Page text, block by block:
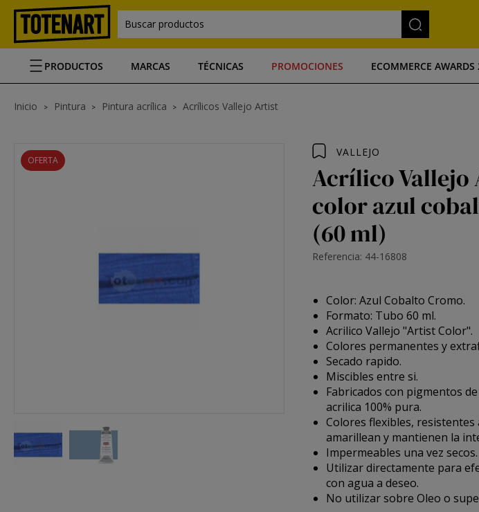
Buscar productos
PRODUCTOS MARCAS TÉCNICAS PROMOCIONES ECOMMERCE
Inicio Pintura Pintura acrílica Acrílicos Vallejo Artist
OFERTA
VALLEJO
Acrílico Vallejo
color azul
(60 ml)
Referencia: 44-16808
Color: Azul Cobalto Cromo.
Formato: Tubo 60 ml.
Acrilico Vallejo "Artist Color".
Colores permanentes y
Secado rapido.
Miscibles entre si.
Fabricados con pigmentos
acrilica 100% pura.
Colores flexibles, resistentes
amarillean y mantienen la
Impermeables una vez secos.
Utilizar directamente para
con agua a deseo.
No utilizar sobre Oleo o